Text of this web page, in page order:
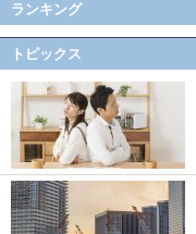
ランキング
トピックス